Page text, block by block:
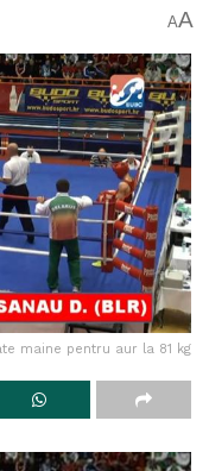
AA
maine pentru aur la 81 kg